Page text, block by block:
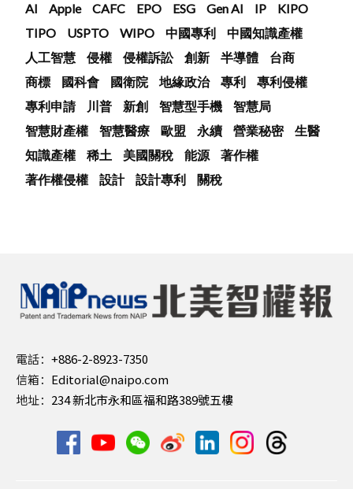
AI Apple CAFC EPO ESG Gen AI IP
KIPO
TIPO
USPTO WIPO 中國專利
中國知識產權
人工智慧
侵權 侵權訴訟 創新 半導體
台商
商標
國科會 國衛院 地緣政治 專利
專利侵權
專利申請
川普 新創 智慧型手機
智慧局
智慧財產權
智慧醫療 歐盟 永續 營業秘密
生醫
知識產權
稀土 美國關稅 能源
著作權
著作權侵權
設計 設計專利 關稅
電話： +886-2-8923-7350
信箱： Editorial@naipo.com
地址： 234 新北市永和區福和路389號五樓